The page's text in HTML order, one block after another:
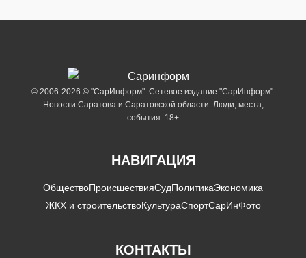
© 2006-2026 © "СарИнформ". Сетевое издание "СарИнформ".
Новости Саратова и Саратовской области. Люди, места,
события. 18+
НАВИГАЦИЯ
ОбществоПроисшествияСудПолитикаЭкономика
ЖКХ и строительствоКультураСпортСарИнФото
КОНТАКТЫ